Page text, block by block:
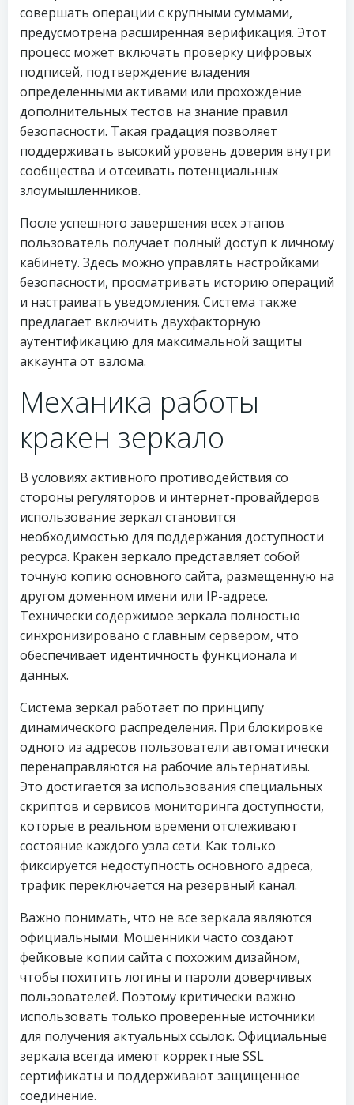
совершать операции с крупными суммами,
предусмотрена расширенная верификация. Этот
процесс может включать проверку цифровых
подписей, подтверждение владения
определенными активами или прохождение
дополнительных тестов на знание правил
безопасности. Такая градация позволяет
поддерживать высокий уровень доверия внутри
сообщества и отсеивать потенциальных
злоумышленников.
После успешного завершения всех этапов
пользователь получает полный доступ к личному
кабинету. Здесь можно управлять настройками
безопасности, просматривать историю операций
и настраивать уведомления. Система также
предлагает включить двухфакторную
аутентификацию для максимальной защиты
аккаунта от взлома.
Механика работы
кракен зеркало
В условиях активного противодействия со
стороны регуляторов и интернет-провайдеров
использование зеркал становится
необходимостью для поддержания доступности
ресурса. Кракен зеркало представляет собой
точную копию основного сайта, размещенную на
другом доменном имени или IP-адресе.
Технически содержимое зеркала полностью
синхронизировано с главным сервером, что
обеспечивает идентичность функционала и
данных.
Система зеркал работает по принципу
динамического распределения. При блокировке
одного из адресов пользователи автоматически
перенаправляются на рабочие альтернативы.
Это достигается за использования специальных
скриптов и сервисов мониторинга доступности,
которые в реальном времени отслеживают
состояние каждого узла сети. Как только
фиксируется недоступность основного адреса,
трафик переключается на резервный канал.
Важно понимать, что не все зеркала являются
официальными. Мошенники часто создают
фейковые копии сайта с похожим дизайном,
чтобы похитить логины и пароли доверчивых
пользователей. Поэтому критически важно
использовать только проверенные источники
для получения актуальных ссылок. Официальные
зеркала всегда имеют корректные SSL
сертификаты и поддерживают защищенное
соединение.